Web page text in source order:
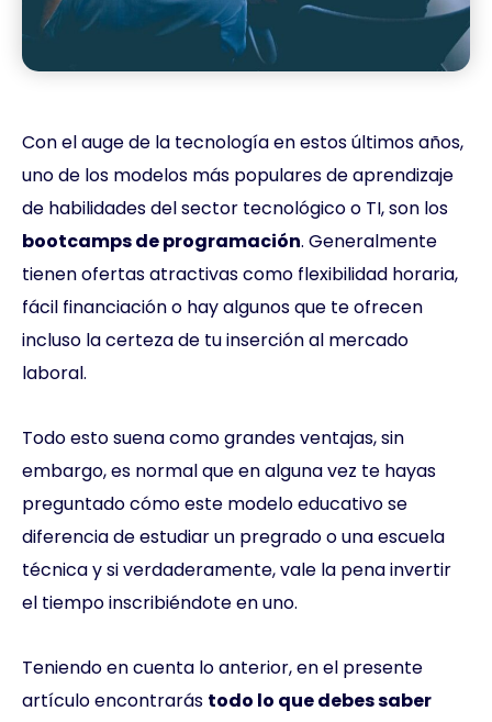
Con el auge de la tecnología en estos últimos años,
uno de los modelos más populares de aprendizaje
de habilidades del sector tecnológico o TI, son los
bootcamps de programación. Generalmente
tienen ofertas atractivas como flexibilidad horaria,
fácil financiación o hay algunos que te ofrecen
incluso la certeza de tu inserción al mercado
laboral.
Todo esto suena como grandes ventajas, sin
embargo, es normal que en alguna vez te hayas
preguntado cómo este modelo educativo se
diferencia de estudiar un pregrado o una escuela
técnica y si verdaderamente, vale la pena invertir
el tiempo inscribiéndote en uno.
Teniendo en cuenta lo anterior, en el presente
artículo encontrarás todo lo que debes saber